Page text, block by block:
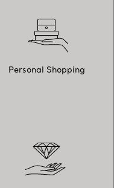
Personal Shopping